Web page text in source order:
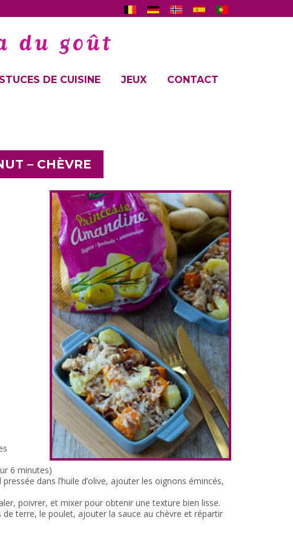
DE CUISINE JEUX CONTACT
– CHÈVRE
6 minutes)
dans l’huile d’olive, ajouter les oignons émincés,
poivrer, et mixer pour obtenir une texture bien lisse.
terre, le poulet, ajouter la sauce au chèvre et répartir